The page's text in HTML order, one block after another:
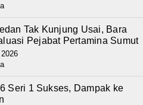
Tak Kunjung Usai, Bara
Pejabat Pertamina Sumut
Seri 1 Sukses, Dampak ke